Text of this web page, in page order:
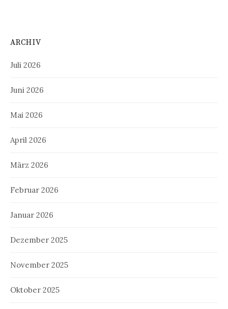
ARCHIV
Juli 2026
Juni 2026
Mai 2026
April 2026
März 2026
Februar 2026
Januar 2026
Dezember 2025
November 2025
Oktober 2025